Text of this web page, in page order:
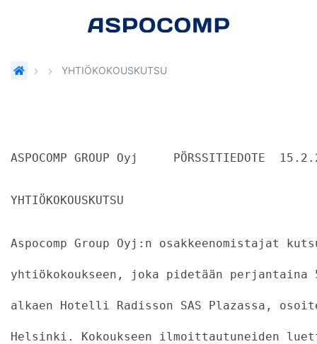
YHTIÖKOKOUSKUTSU
ASPOCOMP GROUP Oyj     PÖRSSITIEDOTE
YHTIÖKOKOUSKUTSU
Aspocomp Group Oyj:n osakkeenomistajat
yhtiökokoukseen, joka pidetään perjantaina
alkaen Hotelli Radisson SAS Plazassa,
Helsinki. Kokoukseen ilmoittautuneiden